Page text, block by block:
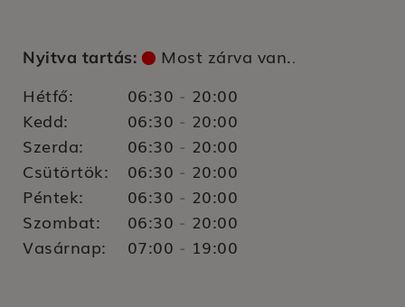
Nyitva tartás: Most zárva van..
Hétfő: 06:30 - 20:00
Kedd:
06:30 - 20:00
Szerda:
06:30 - 20:00
Csütörtök:
06:30 - 20:00
Péntek:
06:30 - 20:00
Szombat:
06:30 - 20:00
Vasárnap:
07:00 - 19:00